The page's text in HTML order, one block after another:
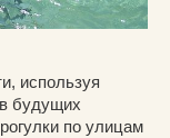
используя
будущих
по улицам